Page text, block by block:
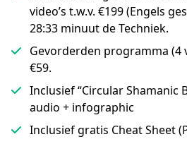
video’s t.w.v. €199 (Engels
28:33 minuut de Techniek.
Gevorderden programma (4
€59.
Inclusief “Circular Shamanic
audio + infographic
Inclusief gratis Cheat Sheet